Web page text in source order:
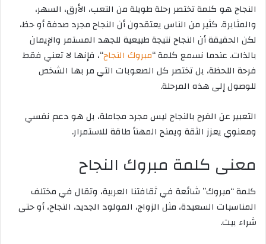
النجاح هو كلمة تختصر رحلة طويلة من التعب، الأرق، السهر،
والمثابرة. كثير من الناس يعتقدون أن النجاح مجرد صدفة أو حظ،
لكن الحقيقة أن النجاح نتيجة طبيعية للجهد المستمر والإيمان
بالذات. عندما نسمع كلمة “مبروك النجاح“، فإنها لا تعني فقط
فرحة اللحظة، بل تختصر كل الصعوبات التي مر بها الشخص
للوصول إلى هذه المرحلة.
التعبير عن الفرح بالنجاح ليس مجرد مجاملة، بل هو دعم نفسي
ومعنوي يعزز الثقة ويمنح المهنأ طاقة للاستمرار.
معنى كلمة مبروك النجاح
كلمة “مبروك” شائعة في ثقافتنا العربية، وتقال في مختلف
المناسبات السعيدة، مثل الزواج، المولود الجديد، النجاح، أو حتى
شراء بيت.